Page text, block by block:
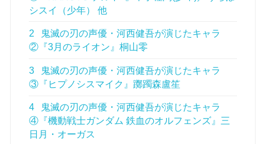
シスイ（少年） 他
2
鬼滅の刃の声優・河西健吾が演じたキャラ
②『3月のライオン』桐山零
3
鬼滅の刃の声優・河西健吾が演じたキャラ
③『ヒプノシスマイク』躑躅森盧笙
4
鬼滅の刃の声優・河西健吾が演じたキャラ
④『機動戦士ガンダム 鉄血のオルフェンズ』三
日月・オーガス